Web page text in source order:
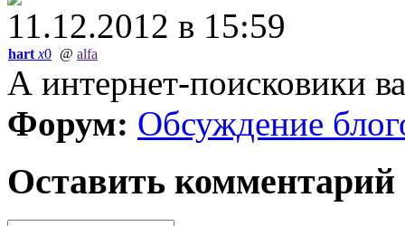
11.12.2012 в 15:59
hart x0 @ alfa
А интернет-поисковики
Форум: Обсуждение
Оставить комментарий